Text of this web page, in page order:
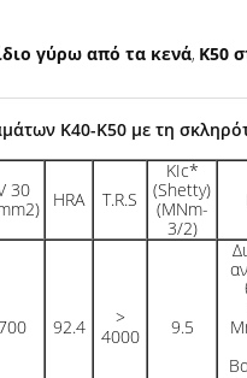
γύρω από τα κενά, K50
K40-K50 με τη
30
HRA T.R.S
KIc*
(Shetty)
(MNm-
3/2)
92.4
>
4000
9.5